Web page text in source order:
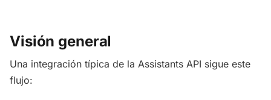
Visión general
Una integración típica de la Assistants API sigue este
flujo: